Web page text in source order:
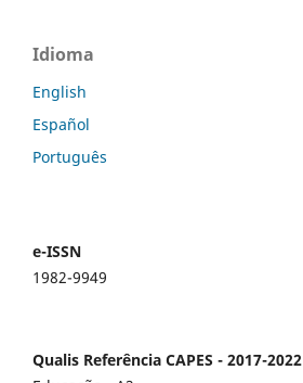
Idioma
English
Español
Português
e-ISSN
1982-9949
Qualis Referência CAPES - 2017-2022